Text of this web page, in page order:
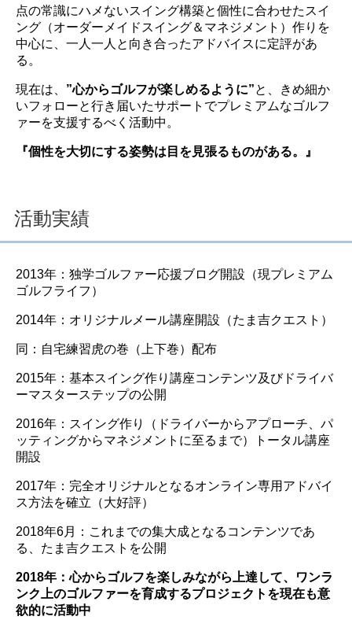
点の常識にハメないスイング構築と個性に合わせたスイ
ング（オーダーメイドスイング＆マネジメント）作りを
中心に、一人一人と向き合ったアドバイスに定評があ
る。
現在は、 ”心からゴルフが楽しめるように”と、きめ細か
いフォローと行き届いたサポートでプレミアムなゴルフ
ァーを支援するべく活動中。
『個性を大切にする姿勢は目を見張るものがある。』
活動実績
2013年：独学ゴルファー応援ブログ開設（現プレミアム
ゴルフライフ）
2014年：オリジナルメール講座開設（たま吉クエスト）
同：自宅練習虎の巻（上下巻）配布
2015年：基本スイング作り講座コンテンツ及びドライバ
ーマスターステップの公開
2016年：スイング作り（ドライバーからアプローチ、パ
ッティングからマネジメントに至るまで）トータル講座
開設
2017年：完全オリジナルとなるオンライン専用アドバイ
ス方法を確立（大好評）
2018年6月：これまでの集大成となるコンテンツであ
る、たま吉クエストを公開
2018年：心からゴルフを楽しみながら上達して、ワンラ
ンク上のゴルファーを育成するプロジェクトを現在も意
欲的に活動中